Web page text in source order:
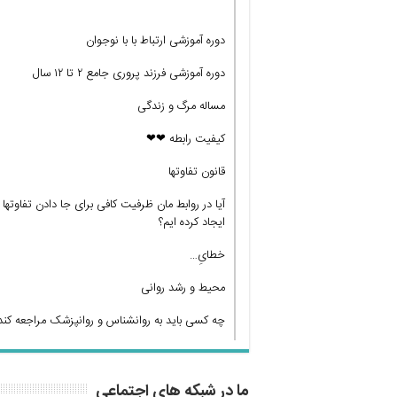
دوره آموزشی ارتباط با با نوجوان
دوره آموزشی فرزند پروری جامع ۲ تا ۱۲ سال
مساله مرگ و زندگی
کیفیت رابطه ❤❤
قانون تفاوتها
آیا در روابط مان ظرفیت کافی برای جا دادن تفاوتها
ایجاد کرده ایم؟
خطایِ…
محیط و رشد روانی
چه کسی باید به روانشناس و روانپزشک مراجعه
ما در شبکه های اجتماعی